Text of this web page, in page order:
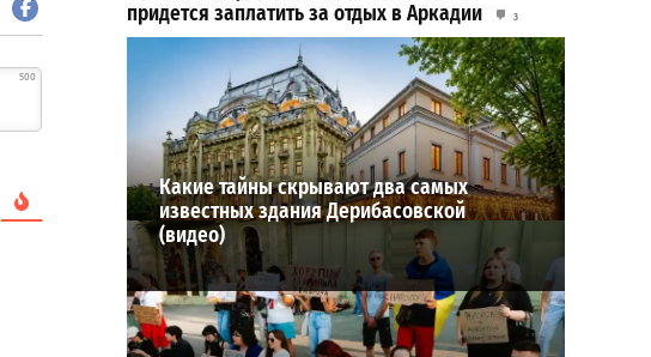
500
придется заплатить за отдых в Аркадии
3
ВИБОР РЕДАКЦИИ
Какие тайны скрывают два самых
известных здания Дерибасовской
(видео)